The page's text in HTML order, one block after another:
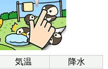
気温
降水